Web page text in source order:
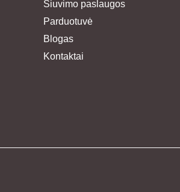
Siuvimo paslaugos
Parduotuvė
Blogas
Kontaktai